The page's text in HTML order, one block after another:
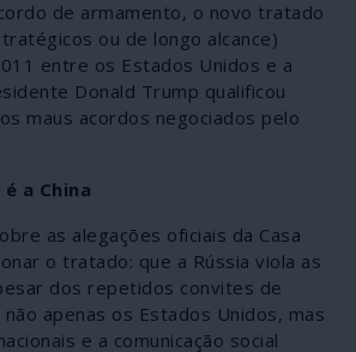
de armamento, o novo tratado
ou de longo alcance)
entre os Estados Unidos e a
Donald Trump qualificou
maus acordos negociados pelo
a China
as alegações oficiais da Casa
o tratado: que a Rússia viola as
dos repetidos convites de
apenas os Estados Unidos, mas
e a comunicação social